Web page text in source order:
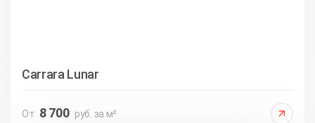
Carrara Lunar
От 8 700 руб. за м²